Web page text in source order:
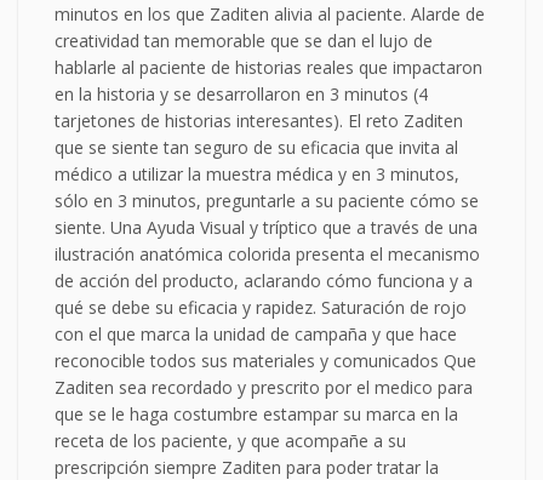
minutos en los que Zaditen alivia al paciente. Alarde de
creatividad tan memorable que se dan el lujo de
hablarle al paciente de historias reales que impactaron
en la historia y se desarrollaron en 3 minutos (4
tarjetones de historias interesantes). El reto Zaditen
que se siente tan seguro de su eficacia que invita al
médico a utilizar la muestra médica y en 3 minutos,
sólo en 3 minutos, preguntarle a su paciente cómo se
siente. Una Ayuda Visual y tríptico que a través de una
ilustración anatómica colorida presenta el mecanismo
de acción del producto, aclarando cómo funciona y a
qué se debe su eficacia y rapidez. Saturación de rojo
con el que marca la unidad de campaña y que hace
reconocible todos sus materiales y comunicados Que
Zaditen sea recordado y prescrito por el medico para
que se le haga costumbre estampar su marca en la
receta de los paciente, y que acompañe a su
prescripción siempre Zaditen para poder tratar la